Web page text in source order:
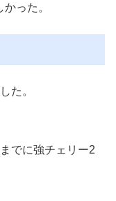
った。
た。
でに強チェリー2